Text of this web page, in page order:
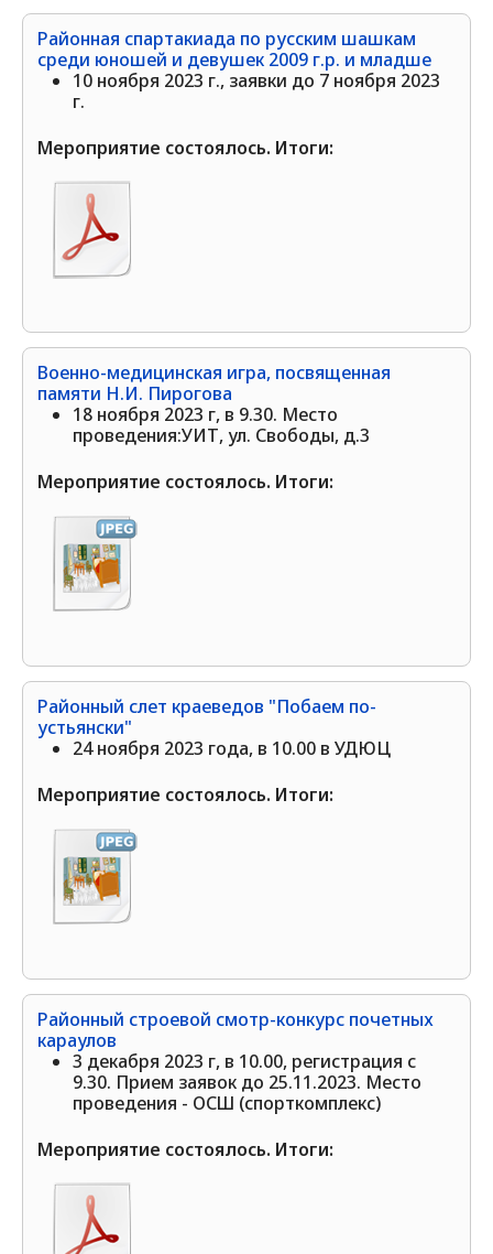
Районная спартакиада по русским шашкам
среди юношей и девушек 2009 г.р. и младше
10 ноября 2023 г., заявки до 7 ноября 2023
г.
Мероприятие состоялось. Итоги:
Военно-медицинская игра, посвященная
памяти Н.И. Пирогова
18 ноября 2023 г, в 9.30. Место
проведения:УИТ, ул. Свободы, д.3
Мероприятие состоялось. Итоги:
Районный слет краеведов "Побаем по-
устьянски"
24 ноября 2023 года, в 10.00 в УДЮЦ
Мероприятие состоялось. Итоги:
Районный строевой смотр-конкурс почетных
караулов
3 декабря 2023 г, в 10.00, регистрация с
9.30. Прием заявок до 25.11.2023. Место
проведения - ОСШ (спорткомплекс)
Мероприятие состоялось. Итоги: